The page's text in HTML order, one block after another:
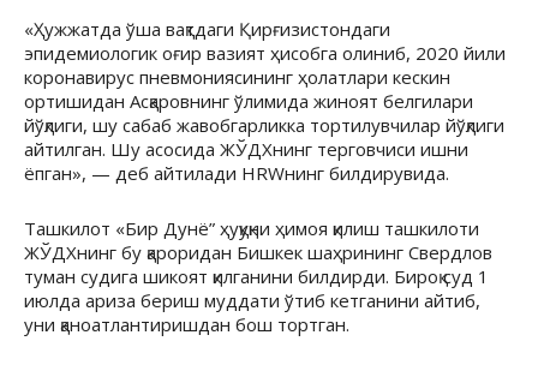
«Ҳужжатда ўша вақтдаги Қирғизистондаги
эпидемиологик оғир вазият ҳисобга олиниб, 2020 йили
коронавирус пневмониясининг ҳолатлари кескин
ортишидан Асқаровнинг ўлимида жиноят белгилари
йўқлиги, шу сабаб жавобгарликка тортилувчилар йўқлиги
айтилган. Шу асосида ЖЎДХнинг терговчиси ишни
ёпган», — деб айтилади HRWнинг билдирувида.
Ташкилот «Бир Дунё” ҳуқуқни ҳимоя қилиш ташкилоти
ЖЎДХнинг бу қароридан Бишкек шаҳрининг Свердлов
туман судига шикоят қилганини билдирди. Бироқ суд 1
июлда ариза бериш муддати ўтиб кетганини айтиб,
уни қаноатлантиришдан бош тортган.